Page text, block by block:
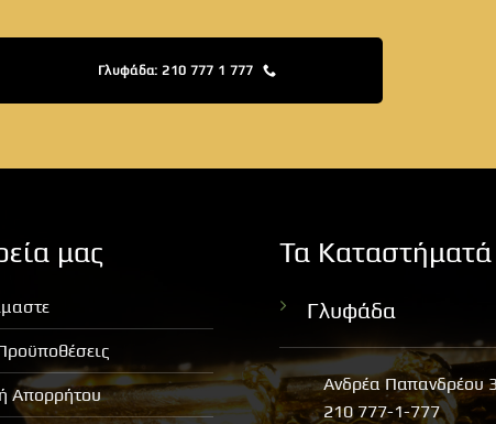
Γλυφάδα: 210 777 1 777
μας
Απορρήτου
Τα
Γλυφάδα
Ανδρέα Παπανδρέου
210 777-1-777